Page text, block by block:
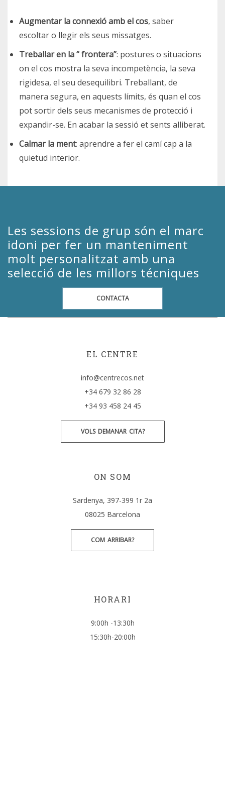
Augmentar la connexió amb el cos, saber
escoltar o llegir els seus missatges.
Treballar en la “ frontera”: postures o situacions
on el cos mostra la seva incompetència, la seva
rigidesa, el seu desequilibri. Treballant, de
manera segura, en aquests límits, és quan el cos
pot sortir dels seus mecanismes de protecció i
expandir-se. En acabar la sessió et sents alliberat.
Calmar la ment: aprendre a fer el camí cap a la
quietud interior.
Les sessions de grup són el marc
idoni per fer un manteniment
molt personalitzat amb una
selecció de les millors técniques
CONTACTA
EL CENTRE
info@centrecos.net
+34 679 32 86 28
+34 93 458 24 45
VOLS DEMANAR CITA?
ON SOM
Sardenya, 397-399 1r 2a
08025 Barcelona
COM ARRIBAR?
HORARI
9:00h -13:30h
15:30h-20:00h